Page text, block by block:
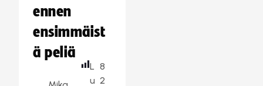
ennen
ensimmäist
ä peliä
L
u
8
2